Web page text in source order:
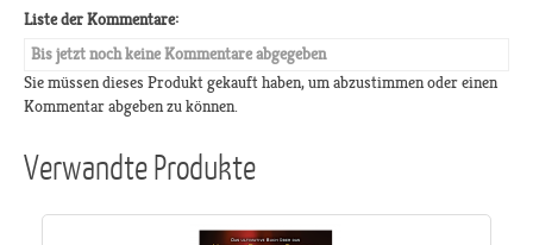
Liste der Kommentare:
Bis jetzt noch keine Kommentare abgegeben
Sie müssen dieses Produkt gekauft haben, um abzustimmen oder einen
Kommentar abgeben zu können.
Verwandte Produkte